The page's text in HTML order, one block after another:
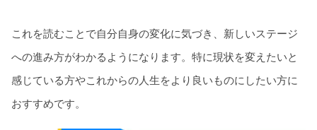
これを読むことで自分自身の変化に気づき、新しいステージ
への進み方がわかるようになります。特に現状を変えたいと
感じている方やこれからの人生をより良いものにしたい方に
おすすめです。